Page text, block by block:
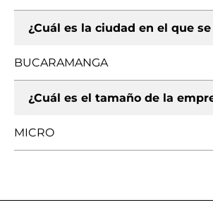
¿Cuál es la ciudad en el que
BUCARAMANGA
¿Cuál es el tamaño de la
MICRO